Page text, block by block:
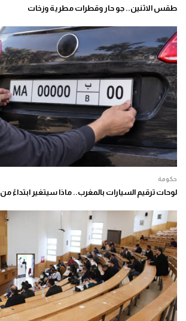
طقس الاثنين.. جو حار وقطرات مطرية وزخات
حكومة
لوحات ترقيم السيارات بالمغرب.. ماذا سيتغير ابتداءً من 2027؟